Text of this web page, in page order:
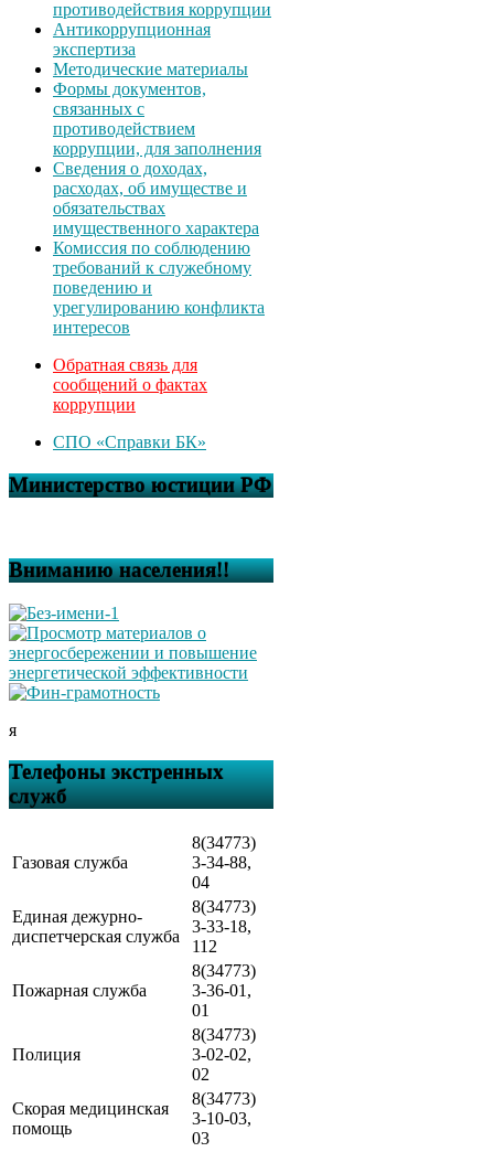
противодействия коррупции
Антикоррупционная
экспертиза
Методические материалы
Формы документов,
связанных с
противодействием
коррупции, для заполнения
Сведения о доходах,
расходах, об имуществе и
обязательствах
имущественного характера
Комиссия по соблюдению
требований к служебному
поведению и
урегулированию конфликта
интересов
Обратная связь для
сообщений о фактах
коррупции
СПО «Справки БК»
Министерство юстиции РФ
Вниманию населения!!
я
Телефоны экстренных
служб
Газовая служба
8(34773)
3-34-88,
04
Единая дежурно-
диспетчерская служба
8(34773)
3-33-18,
112
Пожарная служба
8(34773)
3-36-01,
01
Полиция
8(34773)
3-02-02,
02
Скорая медицинская
помощь
8(34773)
3-10-03,
03